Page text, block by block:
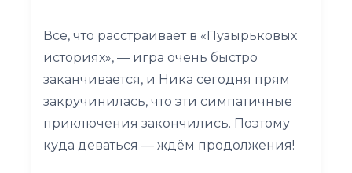
Всё, что расстраивает в «Пузырьковых
историях», — игра очень быстро
заканчивается, и Ника сегодня прям
закручинилась, что эти симпатичные
приключения закончились. Поэтому
куда деваться — ждём продолжения!